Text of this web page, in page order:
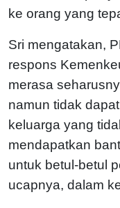
ke orang yang
Sri mengatakan,
respons
merasa
namun tidak
keluarga yang
mendapatkan
untuk betul-betul
ucapnya, dalam